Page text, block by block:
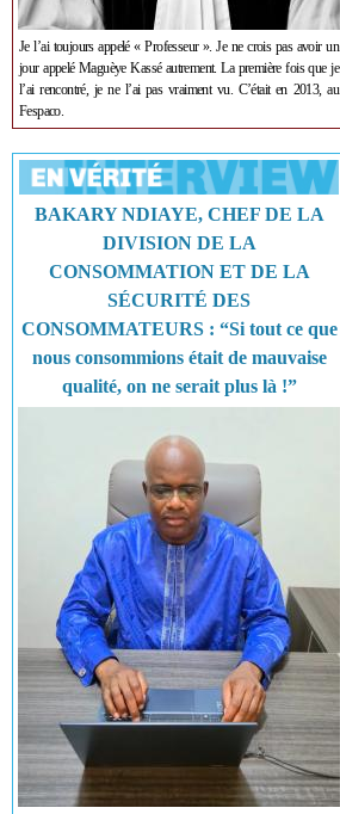
Je l’ai toujours appelé « Professeur ». Je ne crois pas avoir un
jour appelé Maguèye Kassé autrement. La première fois que je
l’ai rencontré, je ne l’ai pas vraiment vu. C’était en 2013, au
Fespaco.
BAKARY NDIAYE, CHEF DE LA
DIVISION DE LA
CONSOMMATION ET DE LA
SÉCURITÉ DES
CONSOMMATEURS : “Si tout ce que
nous consommions était de mauvaise
qualité, on ne serait plus là !”